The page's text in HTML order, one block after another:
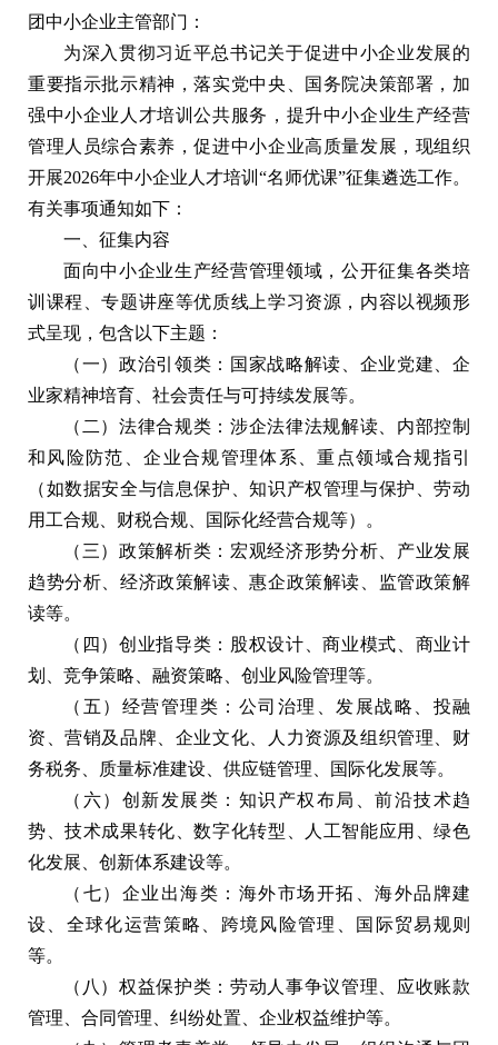
团中小企业主管部门：
为深入贯彻习近平总书记关于促进中小企业发展的
重要指示批示精神，落实党中央、国务院决策部署，加
强中小企业人才培训公共服务，提升中小企业生产经营
管理人员综合素养，促进中小企业高质量发展，现组织
开展2026年中小企业人才培训“名师优课”征集遴选工作。
有关事项通知如下：
一、征集内容
面向中小企业生产经营管理领域，公开征集各类培
训课程、专题讲座等优质线上学习资源，内容以视频形
式呈现，包含以下主题：
（一）政治引领类：国家战略解读、企业党建、企
业家精神培育、社会责任与可持续发展等。
（二）法律合规类：涉企法律法规解读、内部控制
和风险防范、企业合规管理体系、重点领域合规指引
（如数据安全与信息保护、知识产权管理与保护、劳动
用工合规、财税合规、国际化经营合规等）。
（三）政策解析类：宏观经济形势分析、产业发展
趋势分析、经济政策解读、惠企政策解读、监管政策解
读等。
（四）创业指导类：股权设计、商业模式、商业计
划、竞争策略、融资策略、创业风险管理等。
（五）经营管理类：公司治理、发展战略、投融
资、营销及品牌、企业文化、人力资源及组织管理、财
务税务、质量标准建设、供应链管理、国际化发展等。
（六）创新发展类：知识产权布局、前沿技术趋
势、技术成果转化、数字化转型、人工智能应用、绿色
化发展、创新体系建设等。
（七）企业出海类：海外市场开拓、海外品牌建
设、全球化运营策略、跨境风险管理、国际贸易规则
等。
（八）权益保护类：劳动人事争议管理、应收账款
管理、合同管理、纠纷处置、企业权益维护等。